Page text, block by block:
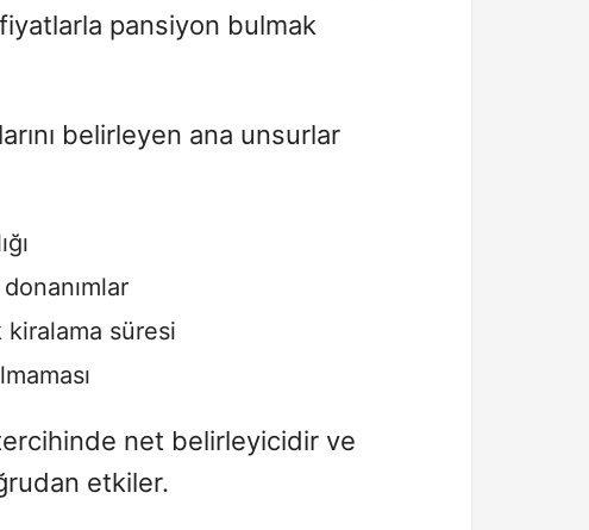
pansiyon bulmak
belirleyen ana unsurlar
kiralama süresi
net belirleyicidir ve
etkiler.